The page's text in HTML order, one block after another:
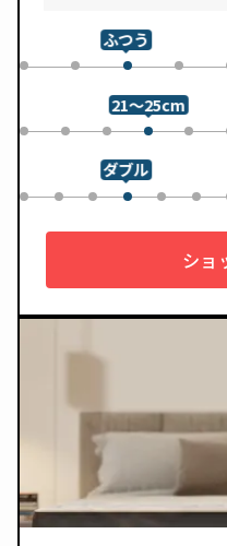
ンで、カバーは自宅で洗濯
した一枚です。
0 1 2
ふつう
3
0 1 2 3
21～25cm
4
0 1 2 3
ダブル
4 5
ショ